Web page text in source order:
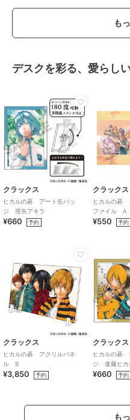
も
デスクを彩る、愛らし
クラックス
ヒカルの碁 アート缶バッ
ジ 塔矢アキラ
¥660 予約
クラックス
ヒカルの碁
ファイル A
¥550 予約
クラックス
ヒカルの碁 アクリルパネ
ル B
¥3,850 予約
クラックス
ヒカルの碁
ジ 進藤ヒカ
¥660 予約
も